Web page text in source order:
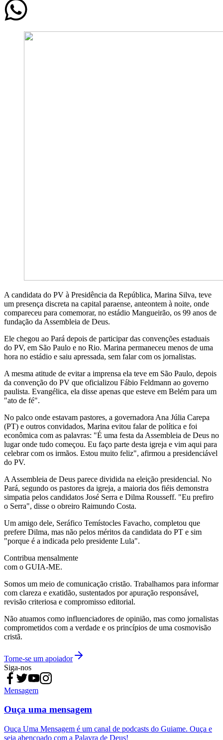
A candidata do PV à Presidência da República, Marina Silva, teve
um presença discreta na capital paraense, anteontem à noite, onde
compareceu para comemorar, no estádio Mangueirão, os 99 anos de
fundação da Assembleia de Deus.
Ele chegou ao Pará depois de participar das convenções estaduais
do PV, em São Paulo e no Rio. Marina permaneceu menos de uma
hora no estádio e saiu apressada, sem falar com os jornalistas.
A mesma atitude de evitar a imprensa ela teve em São Paulo, depois
da convenção do PV que oficializou Fábio Feldmann ao governo
paulista. Evangélica, ela disse apenas que esteve em Belém para um
"ato de fé".
No palco onde estavam pastores, a governadora Ana Júlia Carepa
(PT) e outros convidados, Marina evitou falar de política e foi
econômica com as palavras: "É uma festa da Assembleia de Deus no
lugar onde tudo começou. Eu faço parte desta igreja e vim aqui para
celebrar com os irmãos. Estou muito feliz", afirmou a presidenciável
do PV.
A Assembleia de Deus parece dividida na eleição presidencial. No
Pará, segundo os pastores da igreja, a maioria dos fiéis demonstra
simpatia pelos candidatos José Serra e Dilma Rousseff. "Eu prefiro
o Serra", disse o obreiro Raimundo Costa.
Um amigo dele, Seráfico Temístocles Favacho, completou que
prefere Dilma, mas não pelos méritos da candidata do PT e sim
"porque é a indicada pelo presidente Lula".
Contribua mensalmente
com o GUIA-ME.
Somos um meio de comunicação cristão. Trabalhamos para informar
com clareza e exatidão, sustentados por apuração responsável,
revisão criteriosa e compromisso editorial.
Não atuamos como influenciadores de opinião, mas como jornalistas
comprometidos com a verdade e os princípios de uma cosmovisão
cristã.
Torne-se um apoiador
Siga-nos
Mensagem
Ouça uma mensagem
Ouça Uma Mensagem é um canal de podcasts do Guiame. Ouça e
seja abençoado com a Palavra de Deus!